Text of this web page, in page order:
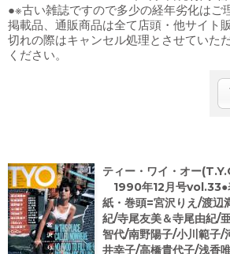
●※古い雑誌ですので多少の経年劣化はご
掲載品、通販商品は全て店頭・他サイト
切れの際はキャンセル処理とさせていた
ください。
ティー・ワイ・オー
1990年12月号vol.33●
紙・巻頭=宮沢りえ/渡辺
紀/寺尾友美＆寺尾由紀/
智代/南野陽子/小川範子/
井幸子/高橋貴代子/浅香